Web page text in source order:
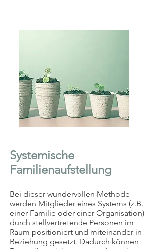
Systemische
Familienaufstellung
Bei dieser wundervollen Methode
werden Mitglieder eines Systems (z.B.
einer Familie oder einer Organisation)
durch stellvertretende Personen im
Raum positioniert und miteinander in
Beziehung gesetzt. Dadurch können